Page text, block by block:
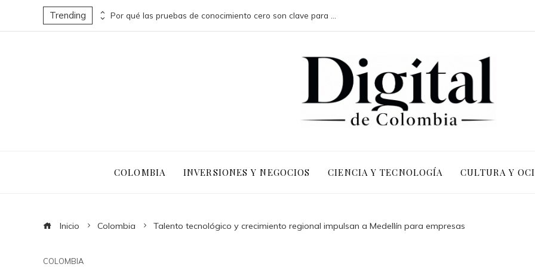
Trending Turismo sostenible y pesca responsable en la economía azul de Belice
COLOMBIA INVERSIONES Y NEGOCIOS CIENCIA Y TECNOLOGÍA CULTURA Y
Inicio Colombia Talento tecnológico y crecimiento regional impulsan a Medellín para empresas
COLOMBIA